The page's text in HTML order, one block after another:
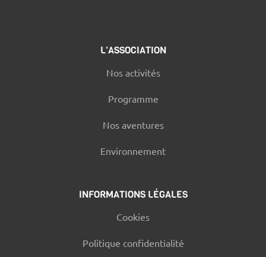
L'ASSOCIATION
Nos activités
Programme
Nos aventures
Environnement
INFORMATIONS LÉGALES
Cookies
Politique confidentialité